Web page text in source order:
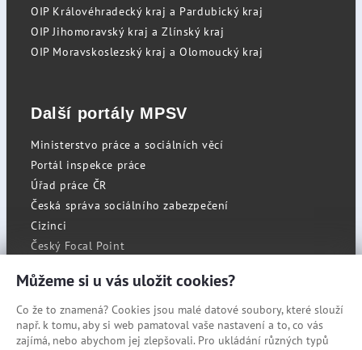
OIP Královéhradecký kraj a Pardubický kraj
OIP Jihomoravský kraj a Zlínský kraj
OIP Moravskoslezský kraj a Olomoucký kraj
Další portály MPSV
Ministerstvo práce a sociálních věcí
Portál inspekce práce
Úřad práce ČR
Česká správa sociálního zabezpečení
Cizinci
Český Focal Point
RSS
Cookies
Můžeme si u vás uložit cookies?
Co že to znamená? Cookies jsou malé datové soubory, které slouží
např. k tomu, aby si web pamatoval vaše nastavení a to, co vás
zajímá, nebo abychom jej zlepšovali. Pro ukládání různých typů